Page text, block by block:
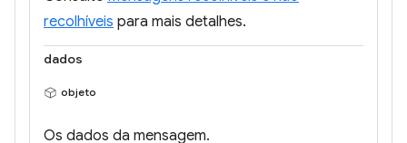
recolhíveis para mais detalhes.
dados
objeto
Os dados da mensagem.